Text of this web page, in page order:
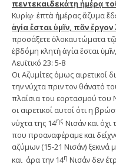
πεντεκαιδεκάτῃ ἡμέρᾳ
Κυρίῳ· ἑπτὰ ἡμέρας ἄζυμα
ἁγία ἔσται ὑμῖν, πᾶν
προσάξετε ὁλοκαυτώματα τῷ
ἑβδόμη κλητὴ ἁγία ἔσται
Λευϊτικό 23: 5-8
Οι Αζυμίτες όμως αιρετικοί
την νύχτα πριν τον θάνατό
πλαίσια του εορτασμού του
οι αιρετικοί αυτοί ότι η
νύχτα της 14ης Νισάν και όχι
που προαναφέραμε και
αζύμων (15-21 Νισάν)
και άρα την 14η Νισάν δεν